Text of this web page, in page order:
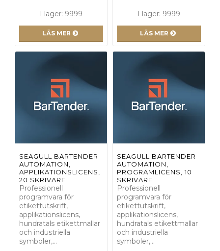
I lager: 9999
LÄS MER
I lager: 9999
LÄS MER
SEAGULL BARTENDER
AUTOMATION,
APPLIKATIONSLICENS,
20 SKRIVARE
Professionell
programvara för
etikettutskrift,
applikationslicens,
hundratals etikettmallar
och industriella
symboler,…
SEAGULL BARTENDER
AUTOMATION,
PROGRAMLICENS, 10
SKRIVARE
Professionell
programvara för
etikettutskrift,
applikationslicens,
hundratals etikettmallar
och industriella
symboler,…